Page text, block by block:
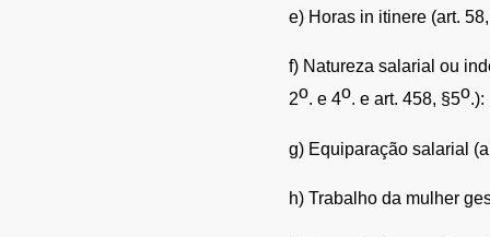
e) Horas in itinere (art.
f) Natureza salarial ou
2o. e 4o. e art. 458, §5o.):
g) Equiparação salarial
h) Trabalho da mulher